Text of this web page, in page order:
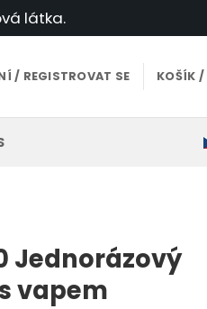
látka.
/ REGISTROVAT SE KOŠÍK /
Jednorázový
vapem